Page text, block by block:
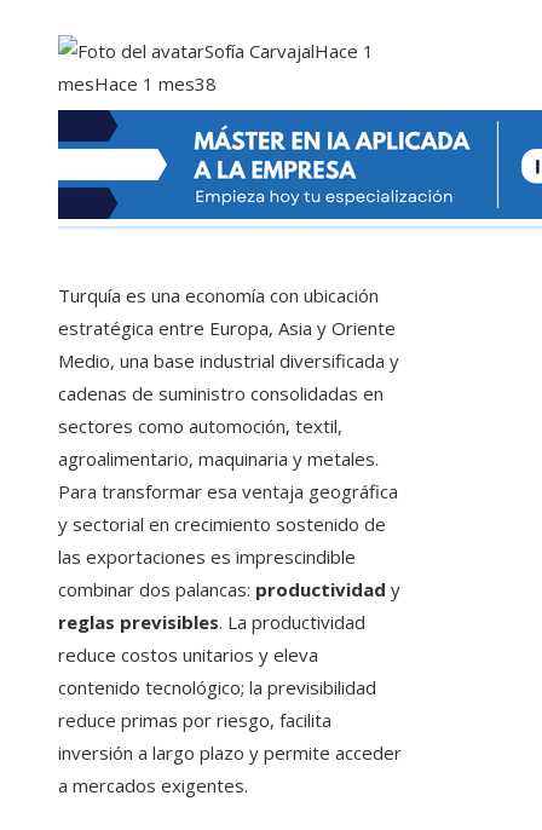
Sofía CarvajalHace 1
mesHace 1 mes38
Turquía es una economía con ubicación
estratégica entre Europa, Asia y Oriente
Medio, una base industrial diversificada y
cadenas de suministro consolidadas en
sectores como automoción, textil,
agroalimentario, maquinaria y metales.
Para transformar esa ventaja geográfica
y sectorial en crecimiento sostenido de
las exportaciones es imprescindible
combinar dos palancas: productividad y
reglas previsibles. La productividad
reduce costos unitarios y eleva
contenido tecnológico; la previsibilidad
reduce primas por riesgo, facilita
inversión a largo plazo y permite acceder
a mercados exigentes.